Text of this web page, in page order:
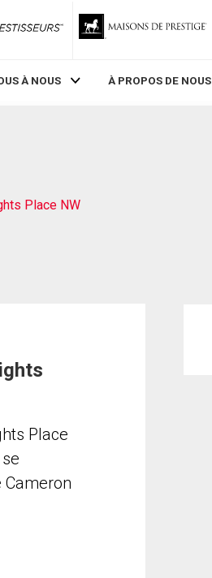
ZoneInvestisseurs RLP
À NOUS À PROPOS DE NOUS
Place NW
Place